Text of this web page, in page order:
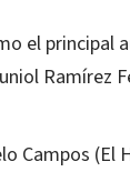
el principal
Ramírez
Campos (El